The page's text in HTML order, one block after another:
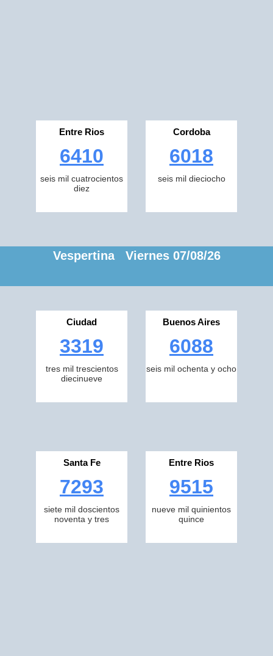
Entre Rios
6410
seis mil cuatrocientos
diez
Cordoba
6018
seis mil dieciocho
Vespertina Viernes 07/08/26
Ciudad
3319
tres mil trescientos
diecinueve
Buenos Aires
6088
seis mil ochenta y ocho
Santa Fe
7293
siete mil doscientos
noventa y tres
Entre Rios
9515
nueve mil quinientos
quince